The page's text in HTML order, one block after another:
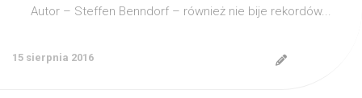
Autor – Steffen Benndorf – również nie bije rekordów...
15 sierpnia 2016